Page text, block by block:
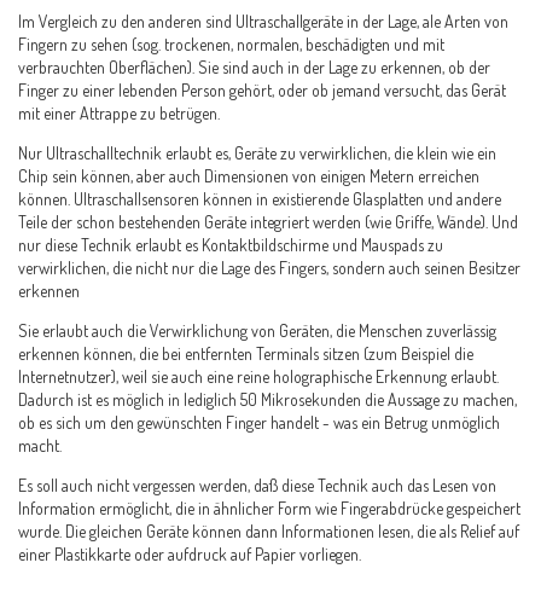
Im Vergleich zu den anderen sind Ultraschallgeräte in der Lage, ale Arten von
Fingern zu sehen (sog. trockenen, normalen, beschädigten und mit
verbrauchten Oberflächen). Sie sind auch in der Lage zu erkennen, ob der
Finger zu einer lebenden Person gehört, oder ob jemand versucht, das Gerät
mit einer Attrappe zu betrügen.
Nur Ultraschalltechnik erlaubt es, Geräte zu verwirklichen, die klein wie ein
Chip sein können, aber auch Dimensionen von einigen Metern erreichen
können. Ultraschallsensoren können in existierende Glasplatten und andere
Teile der schon bestehenden Geräte integriert werden (wie Griffe, Wände). Und
nur diese Technik erlaubt es Kontaktbildschirme und Mauspads zu
verwirklichen, die nicht nur die Lage des Fingers, sondern auch seinen Besitzer
erkennen
Sie erlaubt auch die Verwirklichung von Geräten, die Menschen zuverlässig
erkennen können, die bei entfernten Terminals sitzen (zum Beispiel die
Internetnutzer), weil sie auch eine reine holographische Erkennung erlaubt.
Dadurch ist es möglich in lediglich 50 Mikrosekunden die Aussage zu machen,
ob es sich um den gewünschten Finger handelt - was ein Betrug unmöglich
macht.
Es soll auch nicht vergessen werden, daß diese Technik auch das Lesen von
Information ermöglicht, die in ähnlicher Form wie Fingerabdrücke gespeichert
wurde. Die gleichen Geräte können dann Informationen lesen, die als Relief auf
einer Plastikkarte oder aufdruck auf Papier vorliegen.